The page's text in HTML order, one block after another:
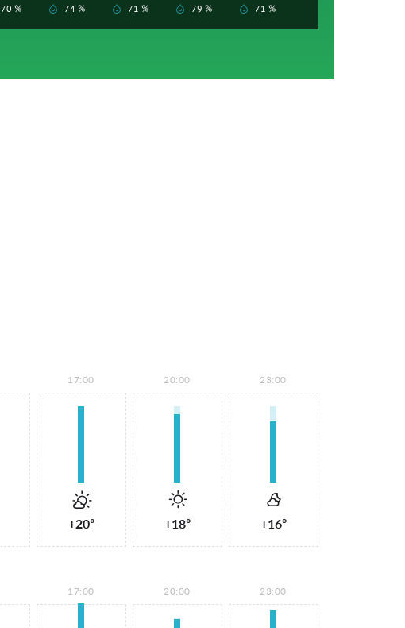
70 %
74 %
71 %
79 %
71 %
17:00
+20°
20:00
+18°
23:00
+16°
17:00 20:00 23:00